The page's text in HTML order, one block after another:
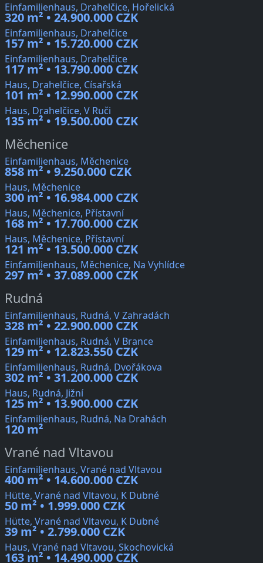
Einfamilienhaus, Drahelčice, Hořelická
320 m² • 24.900.000 CZK
Einfamilienhaus, Drahelčice
157 m² • 15.720.000 CZK
Einfamilienhaus, Drahelčice
117 m² • 13.790.000 CZK
Haus, Drahelčice, Císařská
101 m² • 12.990.000 CZK
Haus, Drahelčice, V Ruči
135 m² • 19.500.000 CZK
Měchenice
Einfamilienhaus, Měchenice
858 m² • 9.250.000 CZK
Haus, Měchenice
300 m² • 16.984.000 CZK
Haus, Měchenice, Přístavní
168 m² • 17.700.000 CZK
Haus, Měchenice, Přístavní
121 m² • 13.500.000 CZK
Einfamilienhaus, Měchenice, Na Vyhlídce
297 m² • 37.089.000 CZK
Rudná
Einfamilienhaus, Rudná, V Zahradách
328 m² • 22.900.000 CZK
Einfamilienhaus, Rudná, V Brance
129 m² • 12.823.550 CZK
Einfamilienhaus, Rudná, Dvořákova
302 m² • 31.200.000 CZK
Haus, Rudná, Jižní
125 m² • 13.900.000 CZK
Einfamilienhaus, Rudná, Na Drahách
120 m²
Vrané nad Vltavou
Einfamilienhaus, Vrané nad Vltavou
400 m² • 14.600.000 CZK
Hütte, Vrané nad Vltavou, K Dubné
50 m² • 1.999.000 CZK
Hütte, Vrané nad Vltavou, K Dubné
39 m² • 2.799.000 CZK
Haus, Vrané nad Vltavou, Skochovická
163 m² • 14.490.000 CZK